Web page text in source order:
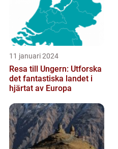
11 januari 2024
Resa till Ungern: Utforska
det fantastiska landet i
hjärtat av Europa